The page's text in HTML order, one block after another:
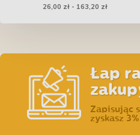
26,00 zł - 163,20 zł
Łap
Zapisując
zyskasz 3%